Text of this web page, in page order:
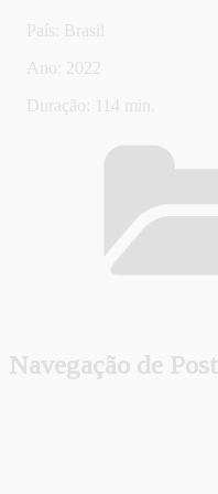
País: Brasil
Ano: 2022
Duração: 114 min.
Navegação de Post